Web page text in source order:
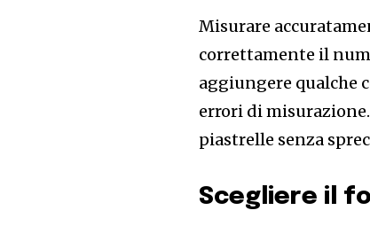
Misurare
correttamente il
aggiungere qualche
errori di
piastrelle senza
Scegliere il